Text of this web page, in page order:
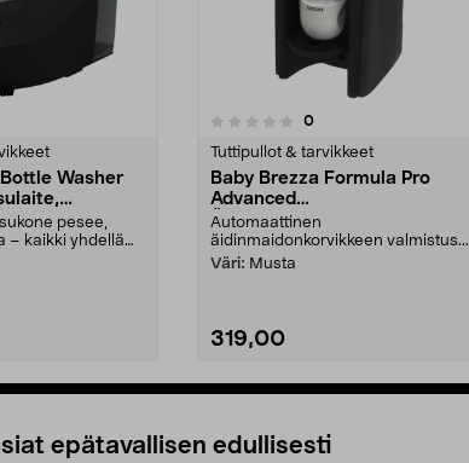
Washer
ja kuivain
pesee,
– kaikki yhdellä
0arvostelut
Tuttipullot & tarvikkeet
Baby Brezza Formula Pro
Advanced
Äidinmaidonkorvikkeen
valmistuslaite
Automaattinen
äidinmaidonkorvikkeen valmistus...
Väri: Musta
319,00
0.0 viidestä
epätavallisen edullisesti